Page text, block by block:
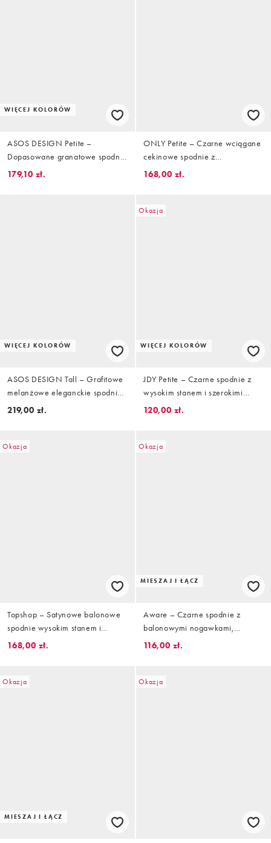
WIĘCEJ KOLORÓW
ASOS DESIGN Petite –
Dopasowane granatowe spodnie
z baryłkowymi nogawkami
179,10 zł.
ONLY Petite – Czarne wciągane
cekinowe spodnie z
podwyższonym stanem
168,00 zł.
WIĘCEJ KOLORÓW
ASOS DESIGN Tall – Grafitowe
melanżowe eleganckie spodnie
z prostymi nogawkami, paskiem i
219,00 zł.
Okazja
WIĘCEJ KOLORÓW
JDY Petite – Czarne spodnie z
wysokim stanem i szerokimi
nogawkami
120,00 zł.
Okazja
Topshop – Satynowe balonowe
spodnie wysokim stanem i
ściągaczami w brązowym
168,00 zł.
Okazja
MIESZAJ I ŁĄCZ
Aware – Czarne spodnie z
balonowymi nogawkami,
podwyższonym stanem i
116,00 zł.
Okazja
MIESZAJ I ŁĄCZ
Okazja